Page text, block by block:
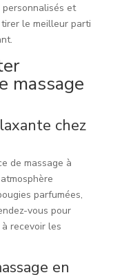
et
le meilleur parti
massage
chez
de massage à
parfumées,
vous pour
recevoir les
en